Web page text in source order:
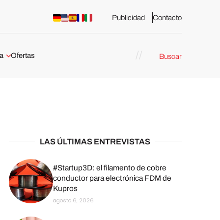
Publicidad Contacto
y
3D en
Ofertas Buscar
LAS ÚLTIMAS ENTREVISTAS
#Startup3D: el filamento de cobre
conductor para electrónica FDM de
Kupros
agosto 6, 2026